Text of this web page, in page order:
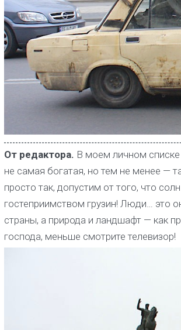
От редактора. В моем личном
не самая богатая, но тем не менее —
просто так, допустим от того, что
гостеприимством грузин! Люди… это
страны, а природа и ландшафт — как
господа, меньше смотрите телевизор!